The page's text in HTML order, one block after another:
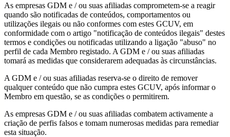
As empresas GDM e / ou suas afiliadas comprometem-se a reagir
quando são notificadas de conteúdos, comportamentos ou
utilizações ilegais ou não conformes com estes GCUV, em
conformidade com o artigo "notificação de conteúdos ilegais" destes
termos e condições ou notificadas utilizando a ligação "abuso" no
perfil de cada Membro registado. A GDM e / ou suas afiliadas
tomará as medidas que considerarem adequadas às circunstâncias.
A GDM e / ou suas afiliadas reserva-se o direito de remover
qualquer conteúdo que não cumpra estes GCUV, após informar o
Membro em questão, se as condições o permitirem.
As empresas GDM e / ou suas afiliadas combatem activamente a
criação de perfis falsos e tomam numerosas medidas para remediar
esta situação.